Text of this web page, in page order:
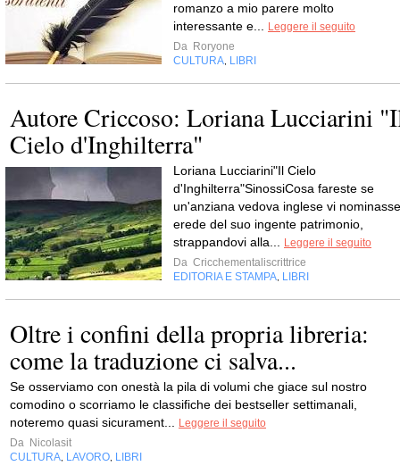
romanzo a mio parere molto
interessante e...
Leggere il seguito
Da Roryone
CULTURA LIBRI
Autore Criccoso: Loriana Lucciarini
Cielo d'Inghilterra"
Loriana Lucciarini"Il Cielo
d'Inghilterra"SinossiCosa fareste se
un'anziana vedova inglese vi nominasse
erede del suo ingente patrimonio,
strappandovi alla...
Leggere il seguito
Da Cricchementaliscrittrice
EDITORIA E STAMPA LIBRI
Oltre i confini della propria libreria:
come la traduzione ci salva...
Se osserviamo con onestà la pila di volumi che giace sul nostro
comodino o scorriamo le classifiche dei bestseller settimanali,
noteremo quasi sicurament...
Leggere il seguito
Da Nicolasit
CULTURA LAVORO LIBRI